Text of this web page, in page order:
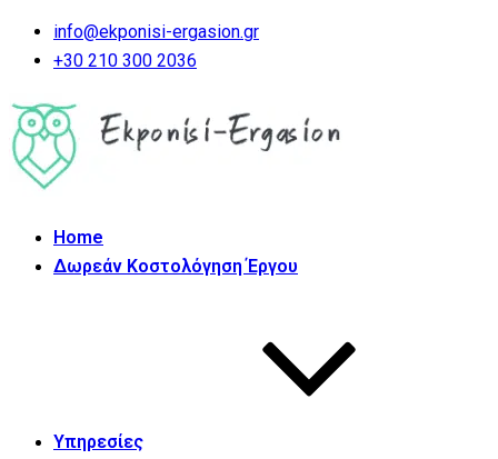
info@ekponisi-ergasion.gr
+30 210 300 2036
Home
Δωρεάν Κοστολόγηση Έργου
Υπηρεσίες